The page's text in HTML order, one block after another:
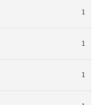
1
1
1